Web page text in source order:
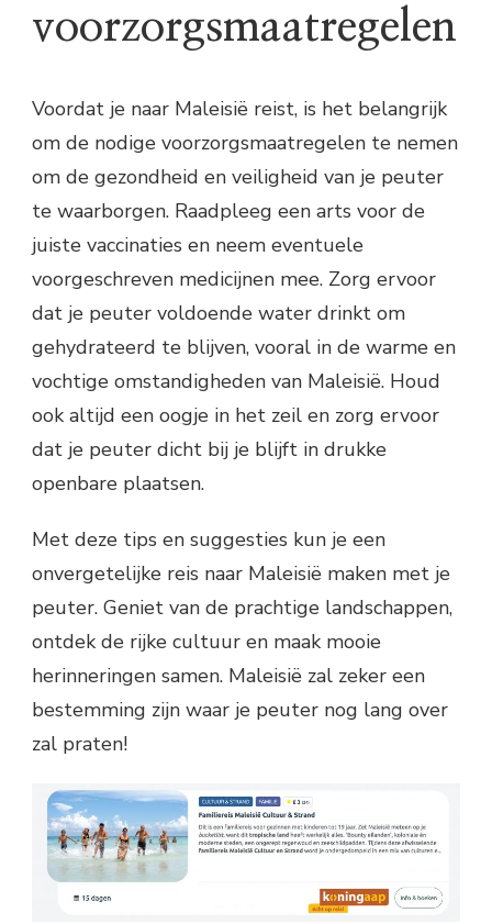
voorzorgsmaatregelen
Voordat je naar Maleisië reist, is het belangrijk
om de nodige voorzorgsmaatregelen te nemen
om de gezondheid en veiligheid van je peuter
te waarborgen. Raadpleeg een arts voor de
juiste vaccinaties en neem eventuele
voorgeschreven medicijnen mee. Zorg ervoor
dat je peuter voldoende water drinkt om
gehydrateerd te blijven, vooral in de warme en
vochtige omstandigheden van Maleisië. Houd
ook altijd een oogje in het zeil en zorg ervoor
dat je peuter dicht bij je blijft in drukke
openbare plaatsen.
Met deze tips en suggesties kun je een
onvergetelijke reis naar Maleisië maken met je
peuter. Geniet van de prachtige landschappen,
ontdek de rijke cultuur en maak mooie
herinneringen samen. Maleisië zal zeker een
bestemming zijn waar je peuter nog lang over
zal praten!